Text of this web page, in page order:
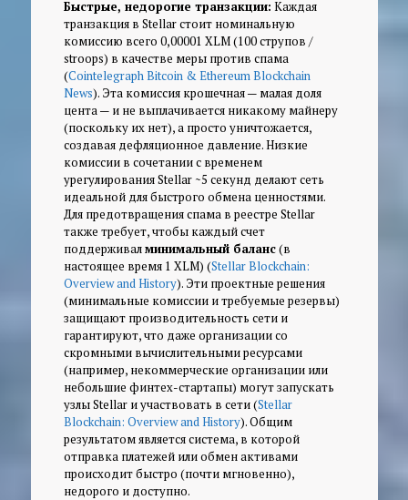
Быстрые, недорогие транзакции: Каждая
транзакция в Stellar стоит номинальную
комиссию всего 0,00001 XLM (100 струпов /
stroops) в качестве меры против спама
(Cointelegraph Bitcoin & Ethereum Blockchain
News). Эта комиссия крошечная — малая доля
цента — и не выплачивается никакому майнеру
(поскольку их нет), а просто уничтожается,
создавая дефляционное давление. Низкие
комиссии в сочетании с временем
урегулирования Stellar ~5 секунд делают сеть
идеальной для быстрого обмена ценностями.
Для предотвращения спама в реестре Stellar
также требует, чтобы каждый счет
поддерживалминимальный баланс(в
настоящее время 1 XLM) (Stellar Blockchain:
Overview and History). Эти проектные решения
(минимальные комиссии и требуемые резервы)
защищают производительность сети и
гарантируют, что даже организации со
скромными вычислительными ресурсами
(например, некоммерческие организации или
небольшие финтех-стартапы) могут запускать
узлы Stellar и участвовать в сети (Stellar
Blockchain: Overview and History). Общим
результатом является система, в которой
отправка платежей или обмен активами
происходит быстро (почти мгновенно),
недорого и доступно.